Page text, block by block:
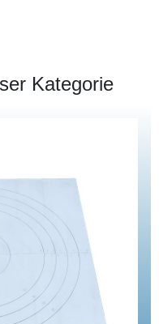
Kategorie